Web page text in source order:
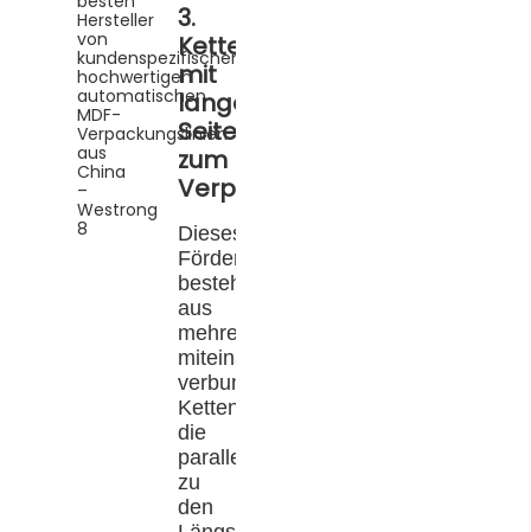
3.
Kettenförderer
mit
langer
Seite
zum
Verpacken
Dieses
Fördersystem
besteht
aus
mehreren
miteinander
verbundenen
Ketten,
die
parallel
zu
den